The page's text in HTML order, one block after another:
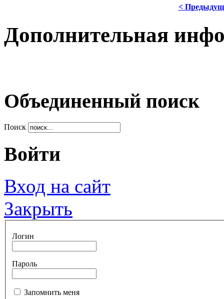
<
Дополнительная
Объединенный поиск
Поиск
Войти
Вход на сайт
Закрыть
Логин
Пароль
Запомнить меня